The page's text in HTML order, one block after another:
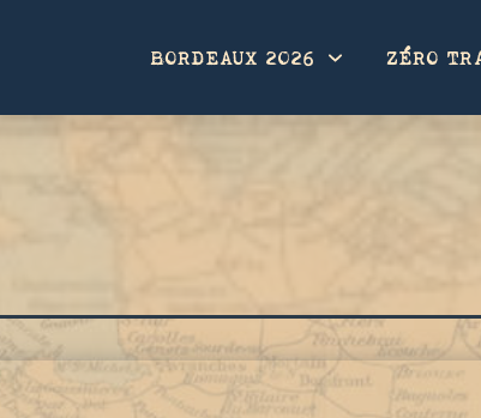
BORDEAUX 2026 ZÉRO